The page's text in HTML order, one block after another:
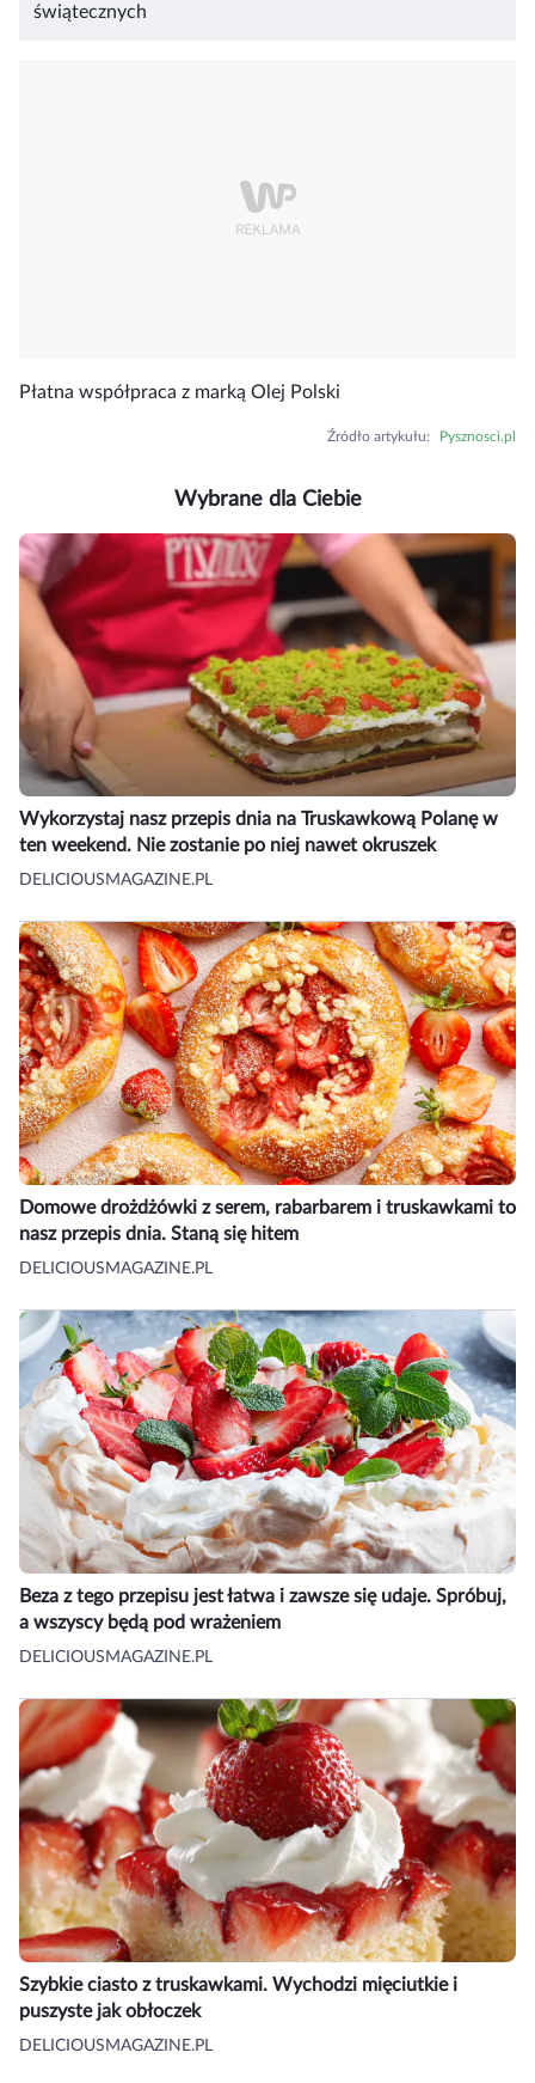
świątecznych
Płatna współpraca z marką Olej Polski
Źródło artykułu: Pysznosci.pl
Wybrane dla Ciebie
Wykorzystaj nasz przepis dnia na Truskawkową Polanę w
ten weekend. Nie zostanie po niej nawet okruszek
DELICIOUSMAGAZINE.PL
Domowe drożdżówki z serem, rabarbarem i truskawkami to
nasz przepis dnia. Staną się hitem
DELICIOUSMAGAZINE.PL
Beza z tego przepisu jest łatwa i zawsze się udaje. Spróbuj,
a wszyscy będą pod wrażeniem
DELICIOUSMAGAZINE.PL
Szybkie ciasto z truskawkami. Wychodzi mięciutkie i
puszyste jak obłoczek
DELICIOUSMAGAZINE.PL